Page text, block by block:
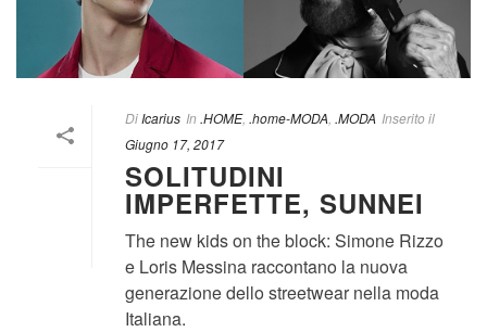
Di Icarius In .HOME, .home-MODA .MODA Inserito il
Giugno 17, 2017
SOLITUDINI
IMPERFETTE, SUNNEI
The new kids on the block: Simone Rizzo
e Loris Messina raccontano la nuova
generazione dello streetwear nella moda
Italiana.